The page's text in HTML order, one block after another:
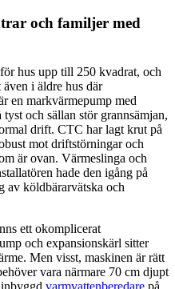
och familjer med
hus upp till 250 kvadrat, och
i äldre hus där
en markvärmepump med
och sällan stör grannsämjan,
drift. CTC har lagt krut på
mot driftstörningar och
är ovan. Värmeslinga och
hade den igång på
av köldbärarvätska och
ett okomplicerat
och expansionskärl sitter
Men visst, maskinen är rätt
vara närmare 70 cm djupt
varmvattenberedare på